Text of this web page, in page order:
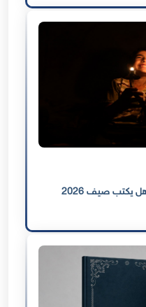
كهرباء عدن تحت مقصلة «العجز»: هل يكتب صيف 2026